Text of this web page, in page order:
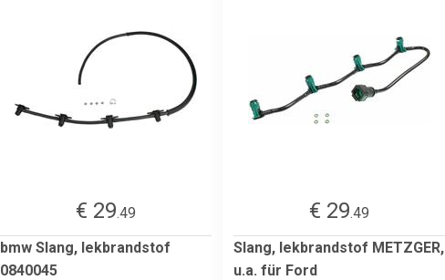
€ 29.49
bmw Slang, lekbrandstof
0840045
€ 29.49
Slang, lekbrandstof METZGER,
u.a. für Ford